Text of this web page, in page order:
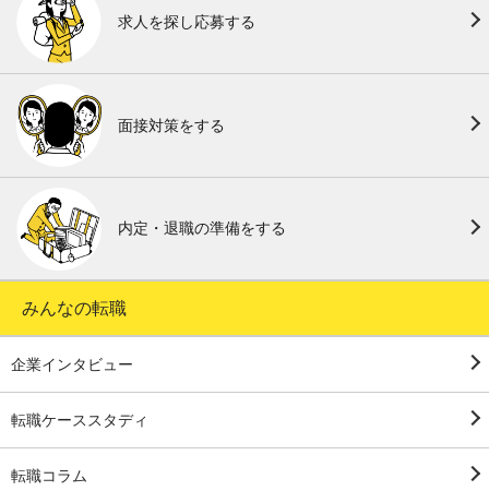
求人を探し応募する
面接対策をする
内定・退職の準備をする
みんなの転職
企業インタビュー
転職ケーススタディ
転職コラム